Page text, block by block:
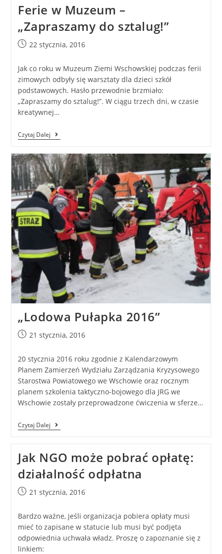
Ferie w Muzeum –
„Zapraszamy do sztalug!”
22 stycznia, 2016
Jak co roku w Muzeum Ziemi Wschowskiej podczas ferii
zimowych odbyły się warsztaty dla dzieci szkół
podstawowych. Hasło przewodnie brzmiało:
„Zapraszamy do sztalug!”. W ciągu trzech dni, w czasie
kreatywnej…
Czytaj Dalej
„Lodowa Pułapka 2016”
21 stycznia, 2016
20 stycznia 2016 roku zgodnie z Kalendarzowym
Planem Zamierzeń Wydziału Zarządzania Kryzysowego
Starostwa Powiatowego we Wschowie oraz rocznym
planem szkolenia taktyczno-bojowego dla JRG we
Wschowie zostały przeprowadzone ćwiczenia w sferze…
Czytaj Dalej
Jak NGO może pobrać opłatę:
działalność odpłatna
21 stycznia, 2016
Bardzo ważne, jeśli organizacja pobiera opłaty musi
mieć to zapisane w statucie lub musi być podjęta
odpowiednia uchwała władz. Proszę o zapoznanie się z
linkiem: